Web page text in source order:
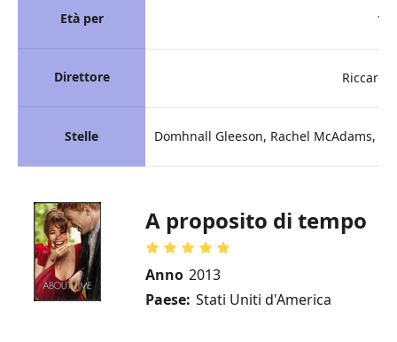
Età per
Direttore
Stelle
18+
Domhnall Gleeson, Rachel McAdams,
A proposito di tempo
Anno 2013
Paese: Stati Uniti d'America